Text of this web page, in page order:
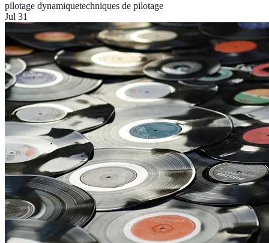
pilotage dynamiquetechniques de pilotage
Jul 31